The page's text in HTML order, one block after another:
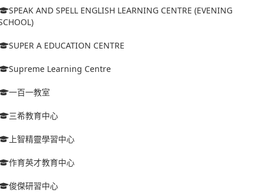
SPEAK AND SPELL ENGLISH LEARNING CENTRE (EVENING
SUPER A EDUCATION CENTRE
Supreme Learning Centre
一百一教室
三希教育中心
上智精靈學習中心
作育英才教育中心
俊傑研習中心